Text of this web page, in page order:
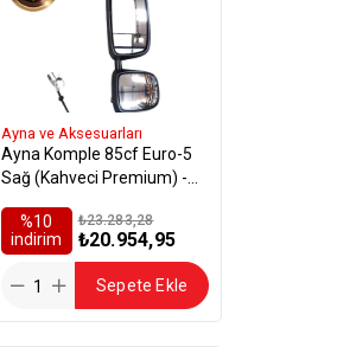
Ayna ve Aksesuarları
Ayna Komple 85cf Euro-5
Sağ (Kahveci Premium) -
%10
i̇ndirim
₺20.954,95
₺23.283,28
Sepete Ekle